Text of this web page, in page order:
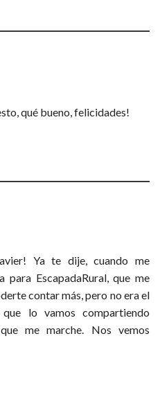
qué bueno, felicidades!
Ya te dije, cuando me
para EscapadaRural, que me
contar más, pero no era el
que lo vamos compartiendo
me marche. Nos vemos